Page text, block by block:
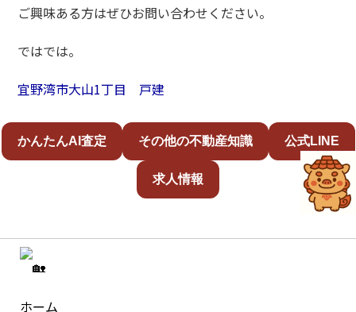
ご興味ある方はぜひお問い合わせください。
ではでは。
宜野湾市大山1丁目 戸建
かんたんAI査定 その他の不動産知識 公式LINE
求人情報